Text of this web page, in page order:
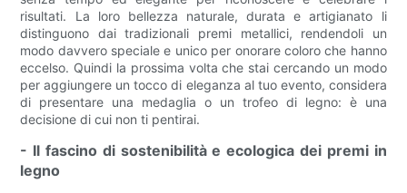
risultati. La loro bellezza naturale, durata e artigianato li
distinguono dai tradizionali premi metallici, rendendoli un
modo davvero speciale e unico per onorare coloro che hanno
eccelso. Quindi la prossima volta che stai cercando un modo
per aggiungere un tocco di eleganza al tuo evento, considera
di presentare una medaglia o un trofeo di legno: è una
decisione di cui non ti pentirai.
- Il fascino di sostenibilità e ecologica dei premi in
legno